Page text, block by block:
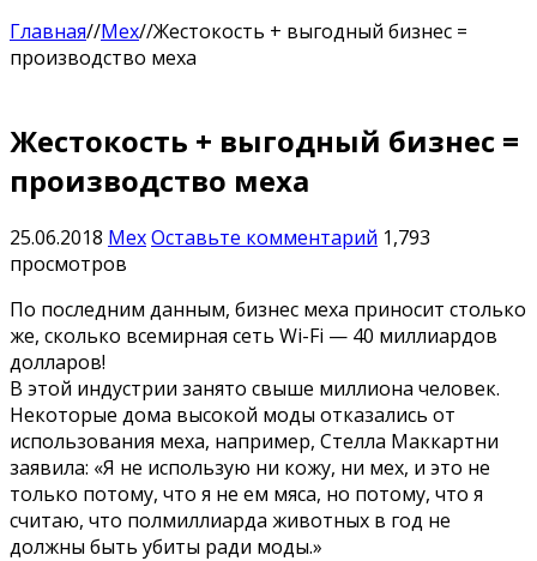
Главная//Мех//Жестокость + выгодный бизнес =
производство меха
Жестокость + выгодный бизнес =
производство меха
25.06.2018 МехОставьте комментарий 1,793
просмотров
По последним данным, бизнес меха приносит столько
же, сколько всемирная сеть Wi-Fi — 40 миллиардов
долларов!
В этой индустрии занято свыше миллиона человек.
Некоторые дома высокой моды отказались от
использования меха, например, Стелла Маккартни
заявила: «Я не использую ни кожу, ни мех, и это не
только потому, что я не ем мяса, но потому, что я
считаю, что полмиллиарда животных в год не
должны быть убиты ради моды.»